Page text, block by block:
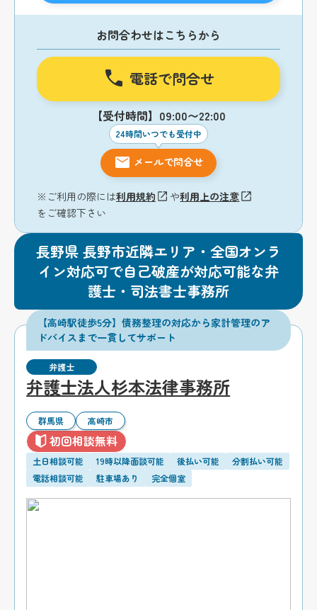
お問合わせはこちらから
電話で問合せ
【受付時間】09:00〜22:00
24時間いつでも受付中
メールで問合せ
※ご利用の際には利用規約 や利用上の注意
をご確認下さい
長野県 長野市近隣エリア・全国オンラ
イン対応可で自己破産が対応可能な弁
護士・司法書士事務所
【高崎駅徒歩5分】債務整理の対応から家計管理のア
ドバイスまで一貫してサポート
弁護士
弁護士法人杉本法律事務所
群馬県 高崎市
初回相談無料
土日相談可能 19時以降面談可能 後払い可能
分割払い可能
電話相談可能
駐車場あり 完全個室